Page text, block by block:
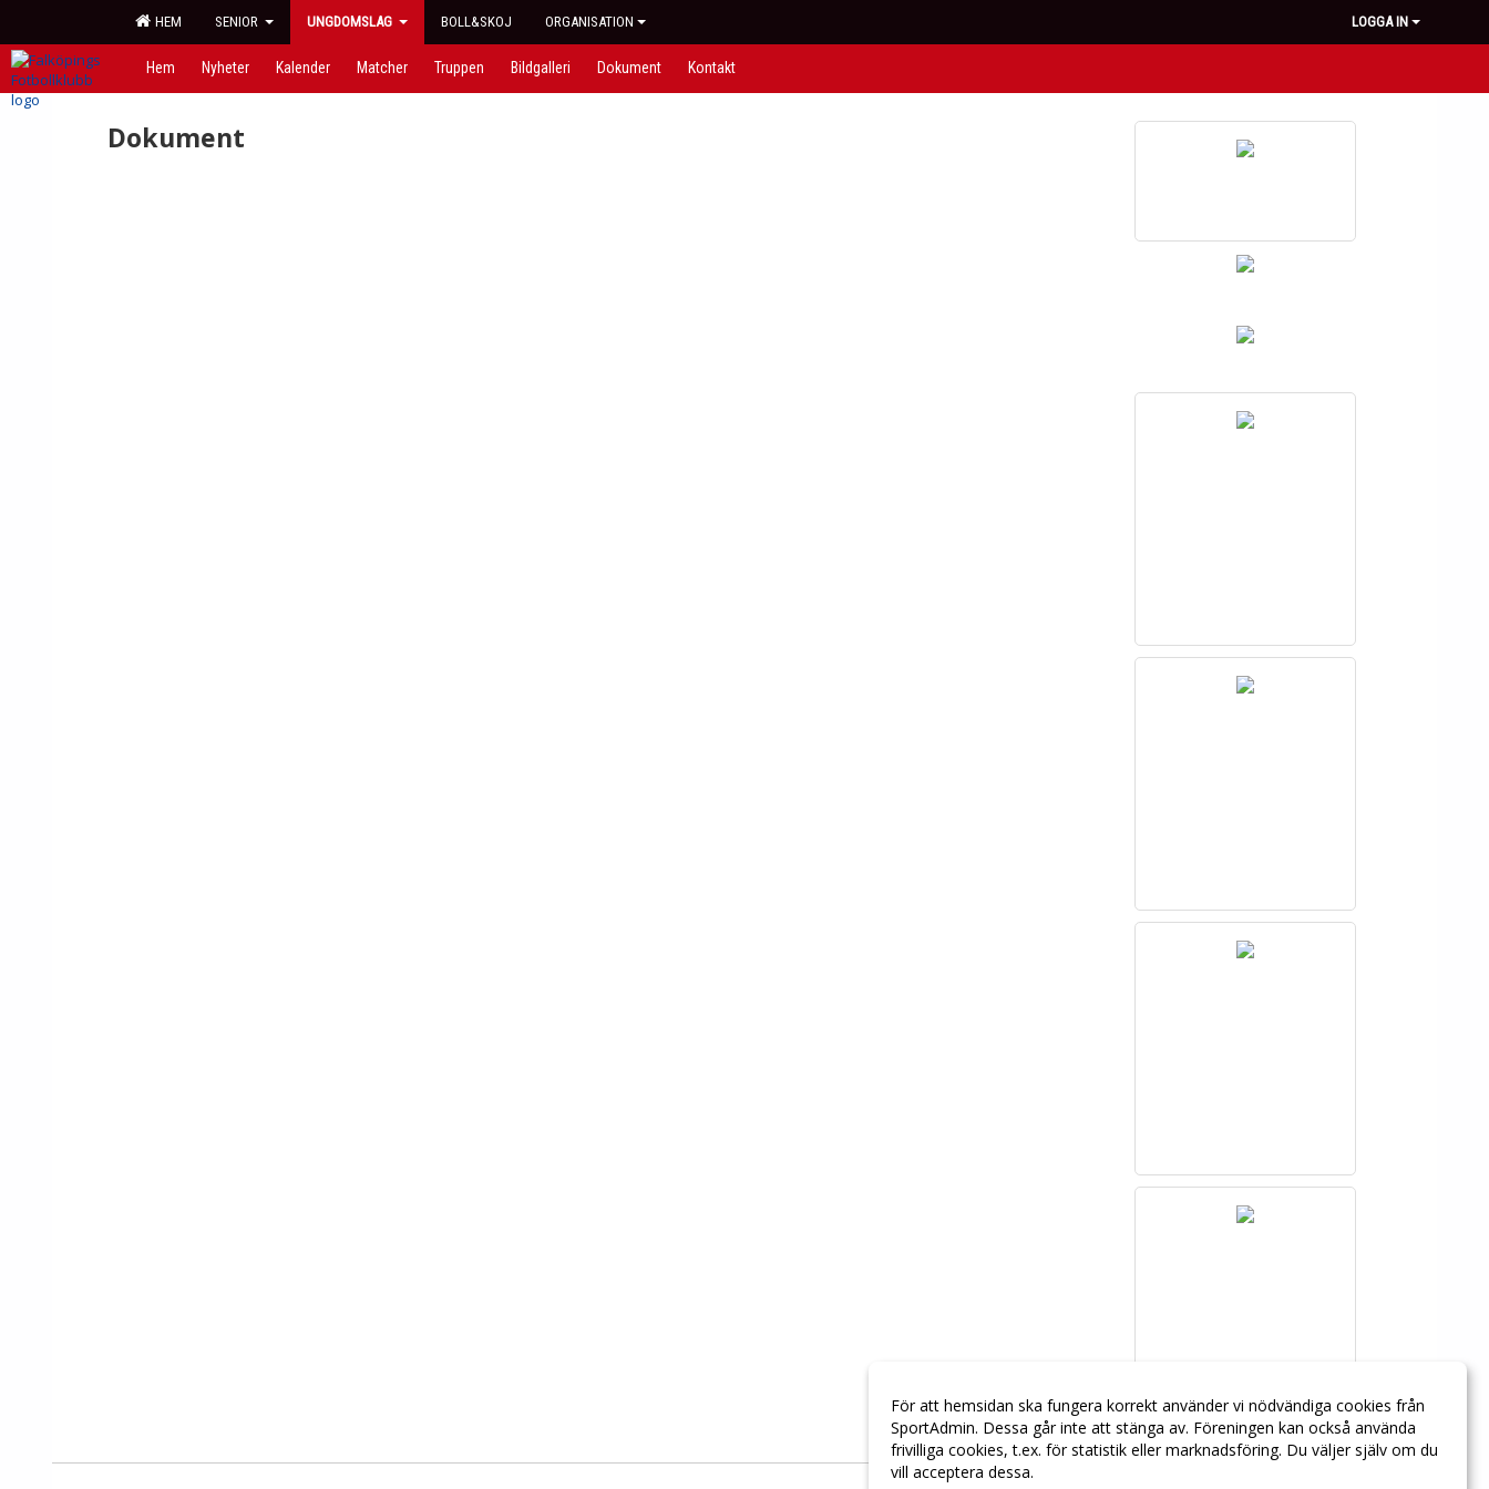
HEM SENIOR UNGDOMSLAG BOLL&SKOJ ORGANISATION LOGGA IN
Hem Nyheter Kalender Matcher Truppen Bildgalleri Dokument Kontakt
Dokument
För att hemsidan ska fungera korrekt använder vi nödvändiga cookies från
SportAdmin. Dessa går inte att stänga av. Föreningen kan också använda
frivilliga cookies, t.ex. för statistik eller marknadsföring. Du väljer själv om du
vill acceptera dessa.